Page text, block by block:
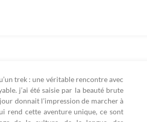
trek : une véritable rencontre avec
j’ai été saisie par la beauté brute
donnait l’impression de marcher à
rend cette aventure unique, ce sont